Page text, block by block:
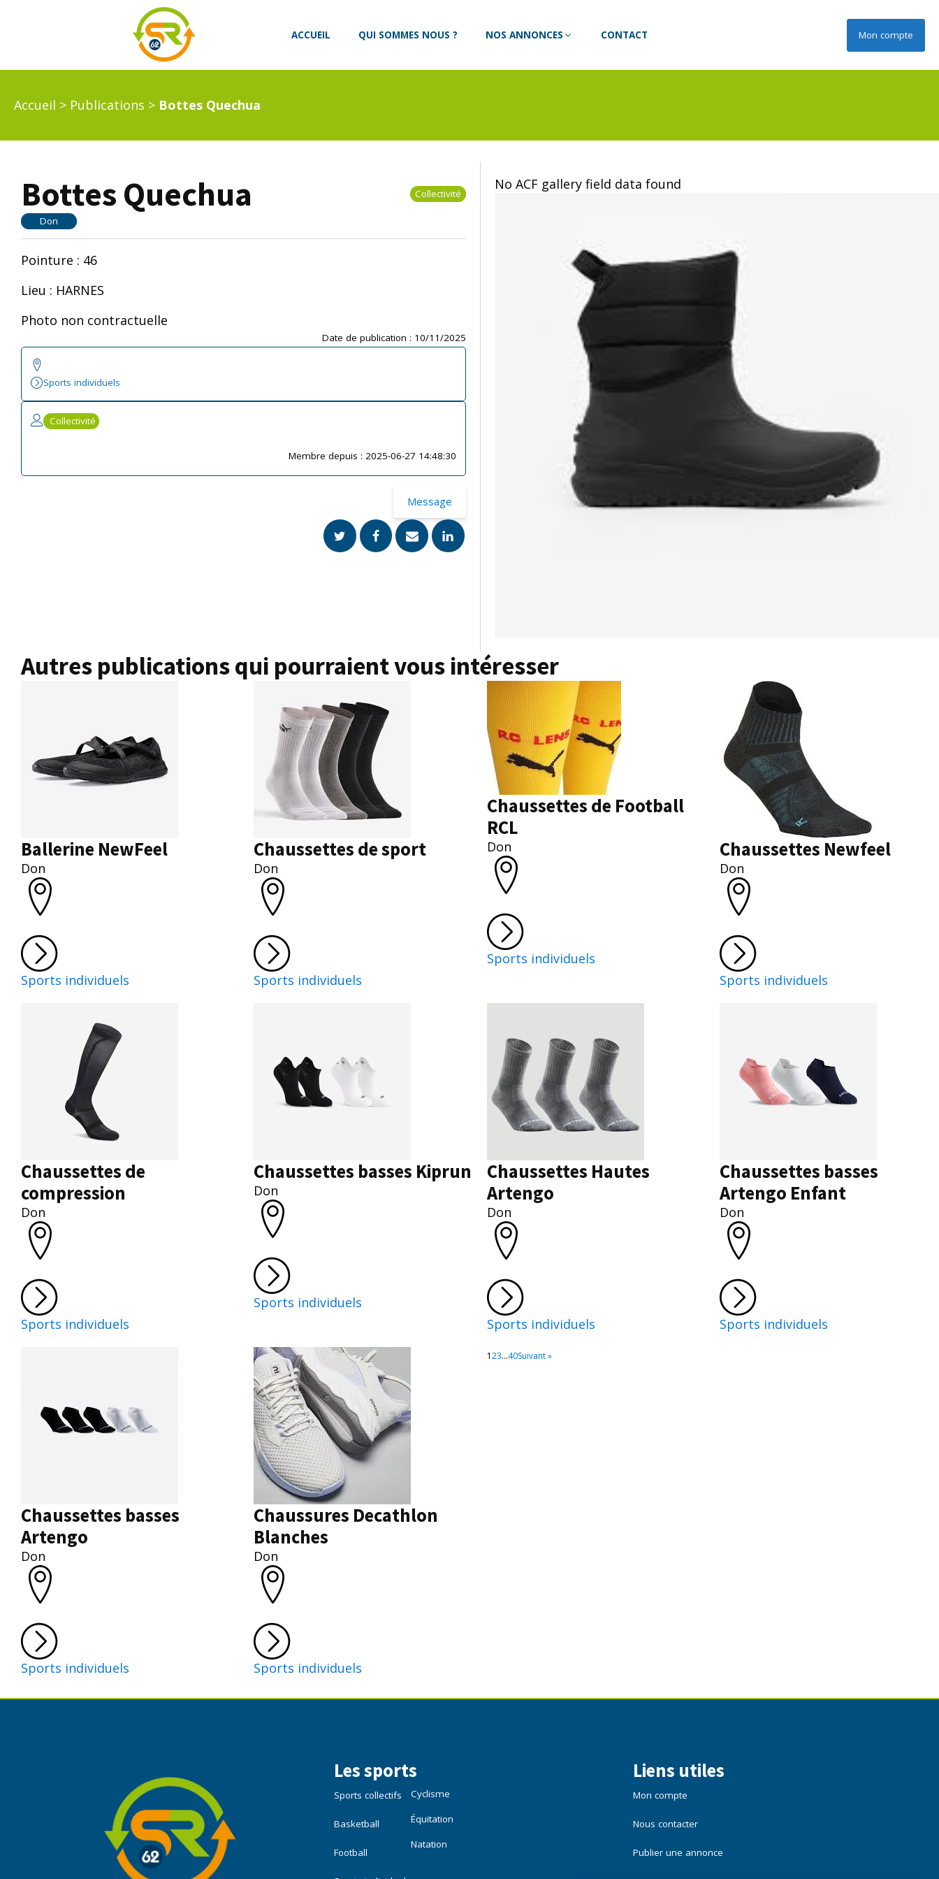
ACCUEIL QUI SOMMES NOUS ? NOS ANNONCES CONTACT Mon compte
Accueil > Publications > Bottes Quechua
Bottes Quechua Collectivité
Don
Pointure : 46
Lieu : HARNES
Photo non contractuelle
Date de publication : 10/11/2025
Sports individuels
Collectivité
Membre depuis : 2025-06-27 14:48:30
Message
No ACF gallery field data found
Autres publications qui pourraient vous intéresser
Ballerine NewFeel
Don
Sports individuels
Chaussettes de sport
Don
Sports individuels
Chaussettes de Football
RCL
Don
Sports individuels
Chaussettes Newfeel
Don
Sports individuels
Chaussettes de
compression
Don
Sports individuels
Chaussettes basses Kiprun
Don
Sports individuels
Chaussettes Hautes
Artengo
Don
Sports individuels
Chaussettes basses
Artengo Enfant
Don
Sports individuels
Chaussettes basses
Artengo
Don
Sports individuels
Chaussures Decathlon
Blanches
Don
Sports individuels
123…40Suivant »
Les sports
Sports collectifs
Basketball
Football
Cyclisme
Équitation
Natation
Liens utiles
Mon compte
Nous contacter
Publier une annonce